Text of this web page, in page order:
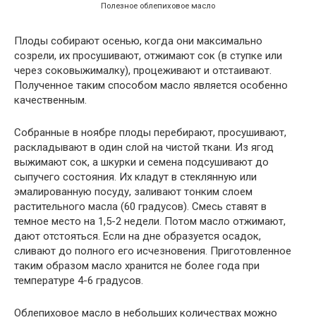
Полезное облепиховое масло
Плоды собирают осенью, когда они максимально
созрели, их просушивают, отжимают сок (в ступке или
через соковыжималку), процеживают и отстаивают.
Полученное таким способом масло является особенно
качественным.
Собранные в ноябре плоды перебирают, просушивают,
раскладывают в один слой на чистой ткани. Из ягод
выжимают сок, а шкурки и семена подсушивают до
сыпучего состояния. Их кладут в стеклянную или
эмалированную посуду, заливают тонким слоем
растительного масла (60 градусов). Смесь ставят в
темное место на 1,5-2 недели. Потом масло отжимают,
дают отстояться. Если на дне образуется осадок,
сливают до полного его исчезновения. Приготовленное
таким образом масло хранится не более года при
температуре 4-6 градусов.
Облепиховое масло в небольших количествах можно